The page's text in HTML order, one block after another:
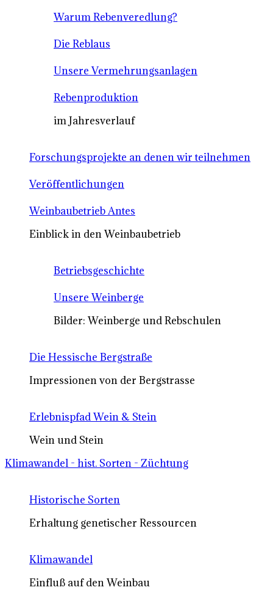
Warum Rebenveredlung?
Die Reblaus
Unsere Vermehrungsanlagen
Rebenproduktion
im Jahresverlauf
Forschungsprojekte an denen wir teilnehmen
Veröffentlichungen
Weinbaubetrieb Antes
Einblick in den Weinbaubetrieb
Betriebsgeschichte
Unsere Weinberge
Bilder: Weinberge und Rebschulen
Die Hessische Bergstraße
Impressionen von der Bergstrasse
Erlebnispfad Wein & Stein
Wein und Stein
Klimawandel - hist. Sorten - Züchtung
Historische Sorten
Erhaltung genetischer Ressourcen
Klimawandel
Einfluß auf den Weinbau